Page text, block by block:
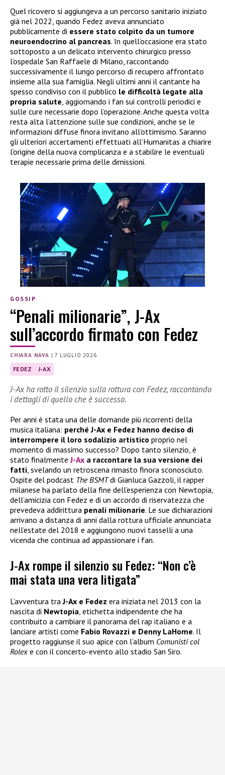
Quel ricovero si aggiungeva a un percorso sanitario iniziato
già nel 2022, quando Fedez aveva annunciato
pubblicamente di essere stato colpito da un tumore
neuroendocrino al pancreas. In quell’occasione era stato
sottoposto a un delicato intervento chirurgico presso
l’ospedale San Raffaele di Milano, raccontando
successivamente il lungo percorso di recupero affrontato
insieme alla sua famiglia. Negli ultimi anni il cantante ha
spesso condiviso con il pubblico le difficoltà legate alla
propria salute , aggiornando i fan sui controlli periodici e
sulle cure necessarie dopo l’operazione. Anche questa volta
resta alta l’attenzione sulle sue condizioni, anche se le
informazioni diffuse finora invitano all’ottimismo. Saranno
gli ulteriori accertamenti effettuati all’Humanitas a chiarire
l’origine della nuova complicanza e a stabilire le eventuali
terapie necessarie prima delle dimissioni.
GOSSIP
“Penali milionarie”, J-Ax
sull’accordo firmato con Fedez
CHIARA NAVA |7 LUGLIO 2026
FEDEZ J-AX
J-Ax ha rotto il silenzio sulla rottura con Fedez, raccontando
i dettagli di quello che è successo.
Per anni è stata una delle domande più ricorrenti della
musica italiana: perché J-Ax e Fedez hanno deciso di
interrompere il loro sodalizio artistico proprio nel
momento di massimo successo? Dopo tanto silenzio, è
stato finalmenteJ-Ax a raccontare la sua versione dei
fatti, svelando un retroscena rimasto finora sconosciuto.
Ospite del podcast The BSMTdi Gianluca Gazzoli, il rapper
milanese ha parlato della fine dell’esperienza con Newtopia,
dell’amicizia con Fedez e di un accordo di riservatezza che
prevedeva addirittura penali milionarie. Le sue dichiarazioni
arrivano a distanza di anni dalla rottura ufficiale annunciata
nell’estate del 2018 e aggiungono nuovi tasselli a una
vicenda che continua ad appassionare i fan.
J-Ax rompe il silenzio su Fedez: “Non c’è
mai stata una vera litigata”
L’avventura traJ-Ax e Fedez era iniziata nel 2013 con la
nascita di Newtopia, etichetta indipendente che ha
contribuito a cambiare il panorama del rap italiano e a
lanciare artisti come Fabio Rovazzi e Denny LaHome. Il
progetto raggiunse il suo apice con l’album Comunisti col
Rolex e con il concerto-evento allo stadio San Siro.